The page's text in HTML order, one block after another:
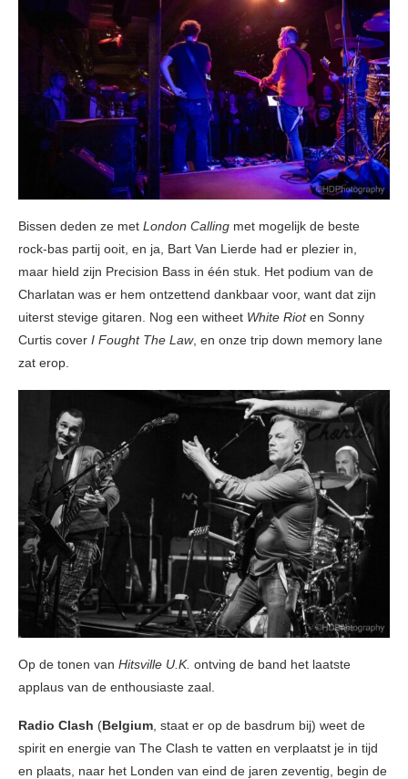
Bissen deden ze met London Calling met mogelijk de beste
rock-bas partij ooit, en ja, Bart Van Lierde had er plezier in,
maar hield zijn Precision Bass in één stuk. Het podium van de
Charlatan was er hem ontzettend dankbaar voor, want dat zijn
uiterst stevige gitaren. Nog een witheet White Rioten Sonny
Curtis cover I Fought The Law, en onze trip down memory lane
zat erop.
Op de tonen van Hitsville U.K. ontving de band het laatste
applaus van de enthousiaste zaal.
Radio Clash (Belgium , staat er op de basdrum bij) weet de
spirit en energie van The Clash te vatten en verplaatst je in tijd
en plaats, naar het Londen van eind de jaren zeventig, begin de